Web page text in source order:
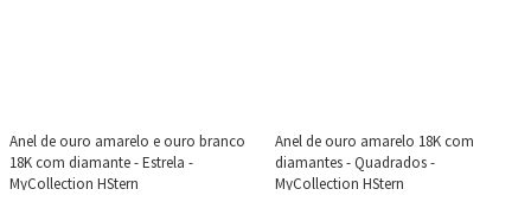
Anel de ouro amarelo e ouro branco
18K com diamante - Estrela -
MyCollection HStern
Anel de ouro amarelo 18K com
diamantes - Quadrados -
MyCollection HStern